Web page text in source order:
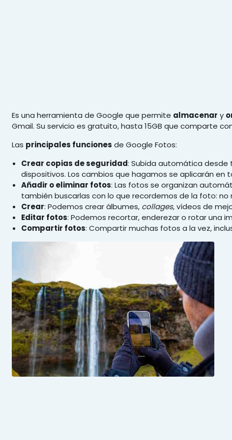
Es una herramienta de Google que permite almacenar y
Gmail. Su servicio es gratuito, hasta 15GB que comparte
Las principales funciones de Google Fotos:
Crear copias de seguridad: Subida automática desde
dispositivos. Los cambios que hagamos se aplicarán en
Añadir o eliminar fotos: Las fotos se organizan
también buscarlas con lo que recordemos de la foto: no
Crear: Podemos crear álbumes, collages, vídeos de
Editar fotos: Podemos recortar, enderezar o rotar una
Compartir fotos: Compartir muchas fotos a la vez,